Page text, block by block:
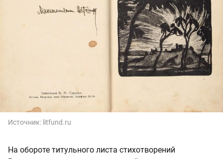
Источник: litfund.ru
На обороте титульного листа стихотворений